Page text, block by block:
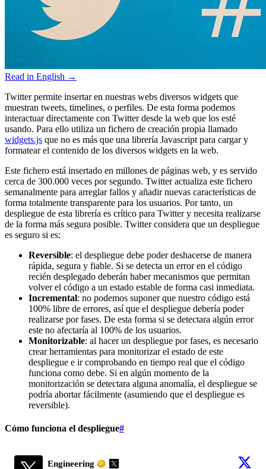
Read in English →
Twitter permite insertar en nuestras webs diversos widgets que
muestran tweets, timelines, o perfiles. De esta forma podemos
interactuar directamente con Twitter desde la web que los esté
usando. Para ello utiliza un fichero de creación propia llamado
widgets.js que no es más que una librería Javascript para cargar y
formatear el contenido de los diversos widgets en la web.
Este fichero está insertado en millones de páginas web, y es servido
cerca de 300.000 veces por segundo. Twitter actualiza este fichero
semanalmente para arreglar fallos y añadir nuevas características de
forma totalmente transparente para los usuarios. Por tanto, un
despliegue de esta librería es crítico para Twitter y necesita realizarse
de la forma más segura posible. Twitter considera que un despliegue
es seguro si es:
Reversible: el despliegue debe poder deshacerse de manera
rápida, segura y fiable. Si se detecta un error en el código
recién desplegado deberán haber mecanismos que permitan
volver el código a un estado estable de forma casi inmediata.
Incremental: no podemos suponer que nuestro código está
100% libre de errores, así que el despliegue debería poder
realizarse por fases. De esta forma si se detectara algún error
este no afectaría al 100% de los usuarios.
Monitorizable: al hacer un despliegue por fases, es necesario
crear herramientas para monitorizar el estado de este
despliegue e ir comprobando en tiempo real que el código
funciona como debe. Si en algún momento de la
monitorización se detectara alguna anomalía, el despliegue se
podría abortar fácilmente (asumiendo que el despliegue es
reversible).
Cómo funciona el despliegue#
Engineering